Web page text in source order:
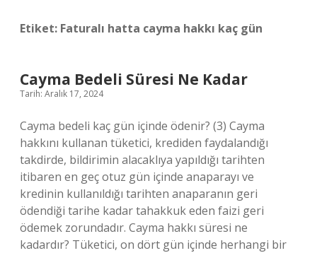
Etiket: Faturalı hatta cayma hakkı kaç gün
Cayma Bedeli Süresi Ne Kadar
Tarih: Aralık 17, 2024
Cayma bedeli kaç gün içinde ödenir? (3) Cayma
hakkını kullanan tüketici, krediden faydalandığı
takdirde, bildirimin alacaklıya yapıldığı tarihten
itibaren en geç otuz gün içinde anaparayı ve
kredinin kullanıldığı tarihten anaparanın geri
ödendiği tarihe kadar tahakkuk eden faizi geri
ödemek zorundadır. Cayma hakkı süresi ne
kadardır? Tüketici, on dört gün içinde herhangi bir